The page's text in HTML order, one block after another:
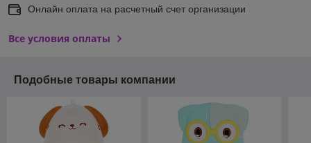
Онлайн оплата на расчетный счет организации
Все условия оплаты
Подобные товары компании